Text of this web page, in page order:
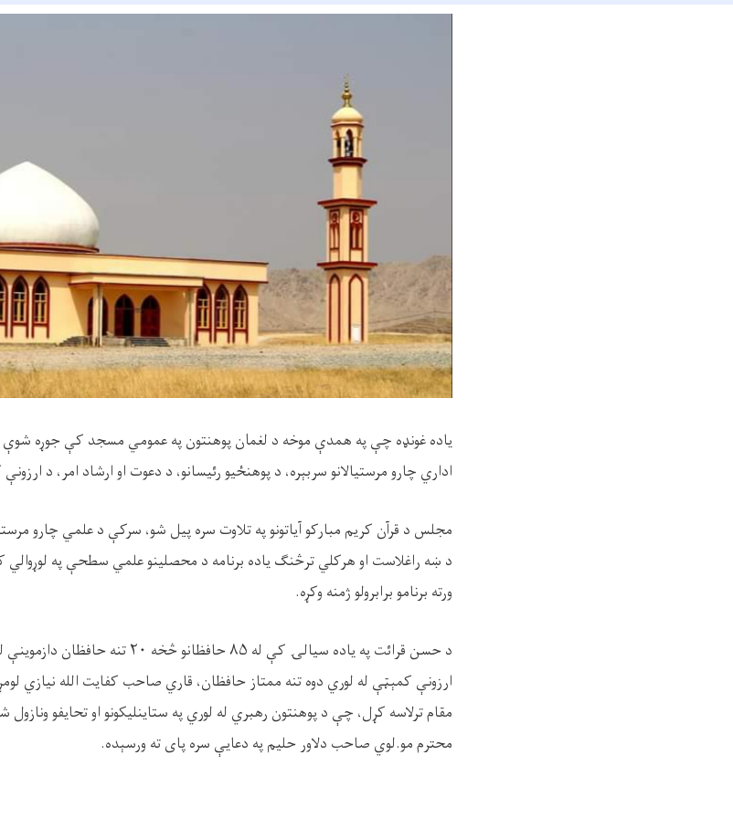
یاده غونډه چې په همدې موخه د لغمان پوهنتون په عمومي مسجد کې جوړه شوې
اداري چارو مرستیالانو سربېره، د پوهنځیو رئیسانو، د دعوت او ارشاد امر، د
مجلس د قرآن کریم مبارکو آیاتونو په تلاوت سره پیل شو، سرکې د علمي چارو
د ښه راغلاست او هرکلي ترڅنګ یاده برنامه د محصلینو علمي سطحې په لوړوالي
ورته برنامو برابرولو ژمنه وکړه.
د حسن قرائت په یاده سیالۍ کې له ۸۵
ارزونې کمېټې له لوري دوه تنه ممتاز حافظان، قاري صاحب کفایت الله نیازي
مقام ترلاسه کړل، چې د پوهنتون رهبري له لوري په ستاینلیکونو او تحایفو
محترم مو.لوي صاحب دلاور حلیم په دعایې سره پای ته ورسېده.